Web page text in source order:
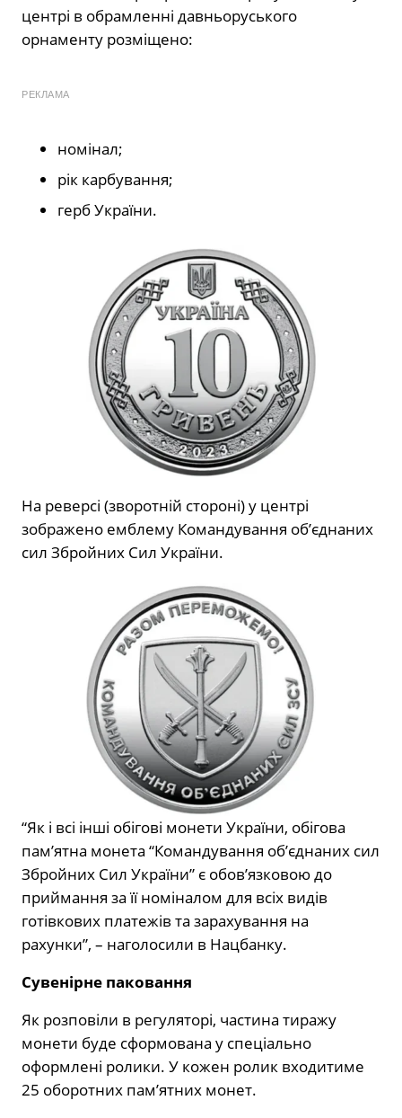
центрі в обрамленні давньоруського
орнаменту розміщено:
РЕКЛАМА
номінал;
рік карбування;
герб України.
На реверсі (зворотній стороні) у центрі
зображено емблему Командування об’єднаних
сил Збройних Сил України.
“Як і всі інші обігові монети України, обігова
пам’ятна монета “Командування об’єднаних сил
Збройних Сил України” є обов’язковою до
приймання за її номіналом для всіх видів
готівкових платежів та зарахування на
рахунки”, – наголосили в Нацбанку.
Сувенірне паковання
Як розповіли в регуляторі, частина тиражу
монети буде сформована у спеціально
оформлені ролики. У кожен ролик входитиме
25 оборотних пам’ятних монет.